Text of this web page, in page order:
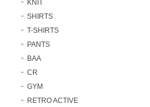
KNIT
SHIRTS
T-SHIRTS
PANTS
BAA
CR
GYM
RETRO ACTIVE